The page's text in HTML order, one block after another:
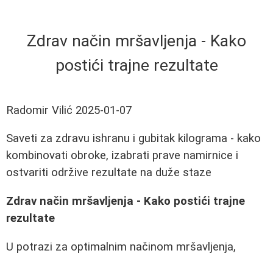
Zdrav način mršavljenja - Kako
postići trajne rezultate
Radomir Vilić 2025-01-07
Saveti za zdravu ishranu i gubitak kilograma - kako
kombinovati obroke, izabrati prave namirnice i
ostvariti održive rezultate na duže staze
Zdrav način mršavljenja - Kako postići trajne
rezultate
U potrazi za optimalnim načinom mršavljenja,